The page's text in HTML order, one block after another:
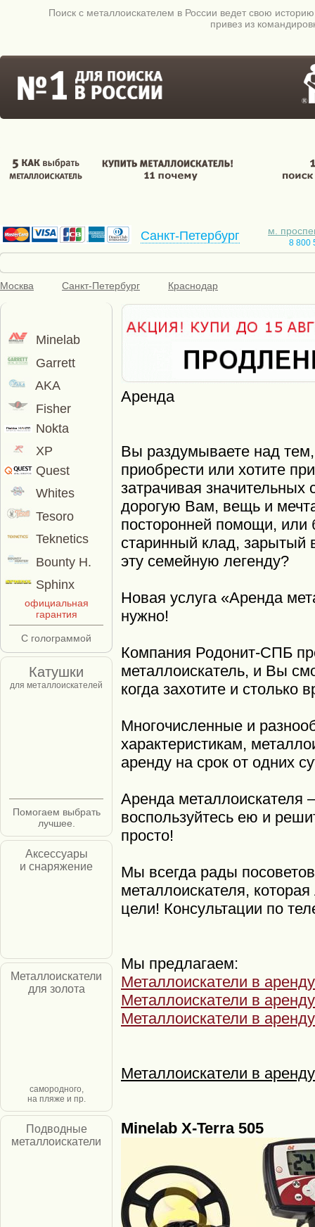
Поиск c металлоискателем в России ведет свою
привез из
Санкт-Петербург м.
8 800
Москва Санкт-Петербург Краснодар
Minelab
Garrett
AKA
Fisher
Nokta
XP
Quest
Whites
Tesoro
Teknetics
Bounty H.
Sphinx
официальная
гарантия
С голограммой
Катушки
для металлоискателей
Помогаем выбрать
лучшее.
Аксессуары
и снаряжение
Металлоискатели
для золота
самородного,
на пляже и пр.
Подводные
металлоискатели
Аренда
Вы раздумываете над
приобрести или хотите
затрачивая
дорогую Вам, вещь и
посторонней помощи, или
старинный клад,
эту семейную легенду?
Новая услуга «Аренда
нужно!
Компания Родонит-СПБ
металлоискатель, и Вы
когда захотите и столько
Многочисленные и
характеристикам,
аренду на срок от одних
Аренда металлоискателя
воспользуйтесь ею и
просто!
Мы всегда рады
металлоискателя,
цели! Консультации по
Мы предлагаем:
Металлоискатели в
Металлоискатели в
Металлоискатели в
Металлоискатели в
Minelab X-Terra 505